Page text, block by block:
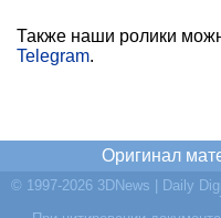
Также наши ролики
Telegram.
Оригинал
© 1997-2026 3DNews | Daily